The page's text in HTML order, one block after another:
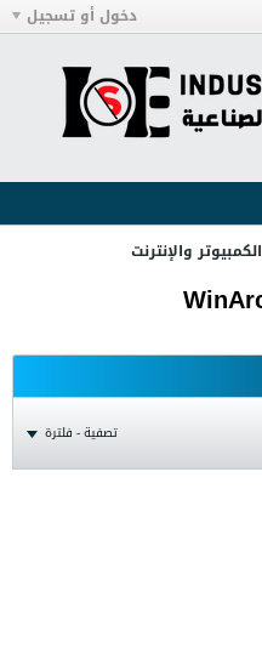
دخول أو تسجيل
الكمبيوتر والإنترنت
تصفية - فلترة